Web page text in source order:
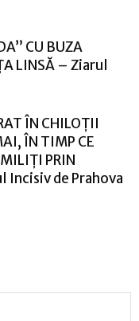
CU BUZA
LINSĂ – Ziarul
ÎN CHILOȚII
ÎN TIMP CE
PRIN
Incisiv de Prahova